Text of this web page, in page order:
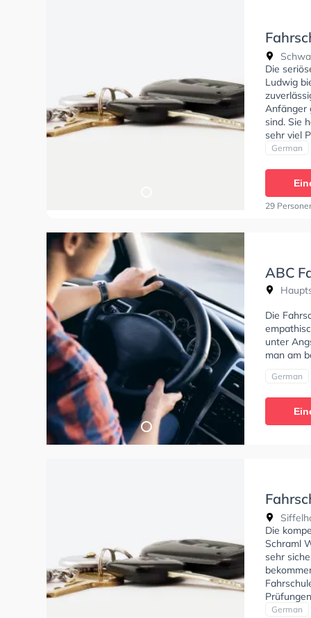
Die
Ludwig
Anfänger
sind. Sie
sehr viel
beim
German
29
ABC
Die
unter
man am
German
Die
Schraml
sehr
German